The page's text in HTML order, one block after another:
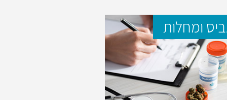
ומחלות